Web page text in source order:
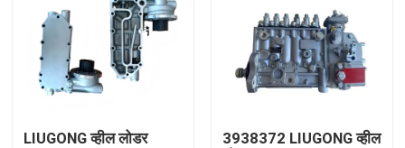
LIUGONG व्हील लोडर
3938372 LIUGONG व्हील